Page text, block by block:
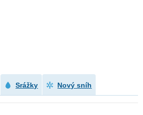
Srážky Nový sníh